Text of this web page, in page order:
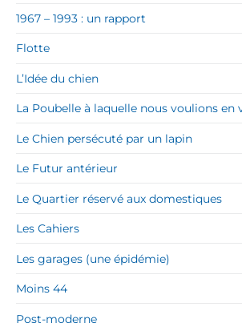
1967 – 1993 : un rapport
Flotte
L’Idée du chien
La Poubelle à laquelle nous voulions en
Le Chien persécuté par un lapin
Le Futur antérieur
Le Quartier réservé aux domestiques
Les Cahiers
Les garages (une épidémie)
Moins 44
Post-moderne